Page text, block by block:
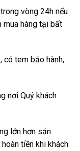
vòng 24h nếu
mua hàng tại bất
có tem bảo hành,
nơi Quý khách
lớn hơn sản
tiền khi khách